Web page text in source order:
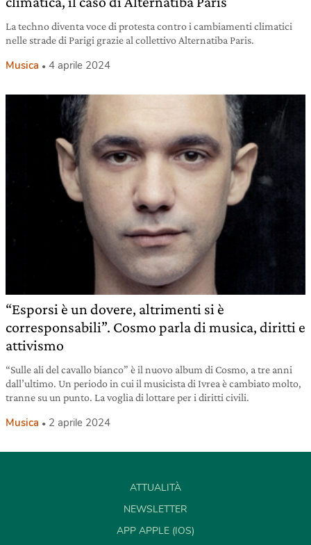
La techno diventa voce di protesta contro i cambiamenti climatici
nelle strade di Parigi grazie al collettivo Alternatiba Paris.
Musica 4 aprile 2024
“Esporsi è un dovere, altrimenti si è
corresponsabili”. Cosmo parla di musica, diritti e
attivismo
“Sulle ali del cavallo bianco” è il nuovo album di Cosmo, a tre anni
dall’ultimo. Un periodo in cui il musicista di Ivrea è cambiato molto,
tranne su un punto. La voglia di lottare per i diritti civili.
Musica 2 aprile 2024
ATTUALITÀ
NEWSLETTER
APP APPLE (IOS)